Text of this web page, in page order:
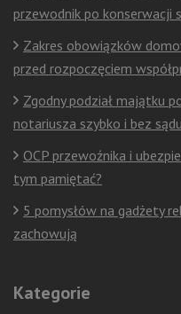
przewodnik po konserwacji
Zakres obowiązków
przed rozpoczęciem
Zgodny podział majątku
notariusza szybko i bez
OCP przewoźnika i
tym pamiętać?
5 pomysłów na gadżety
zachowują
Kategorie